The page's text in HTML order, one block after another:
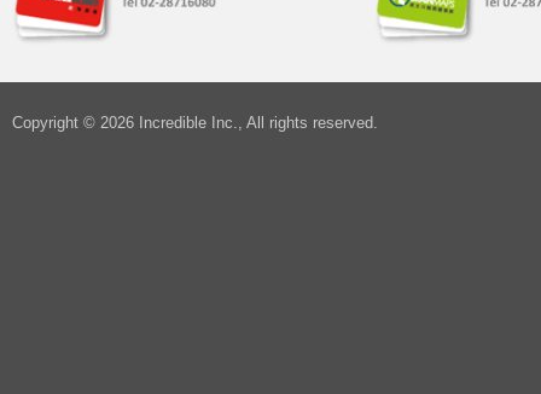
Copyright © 2026 Incredible Inc., All rights reserved.